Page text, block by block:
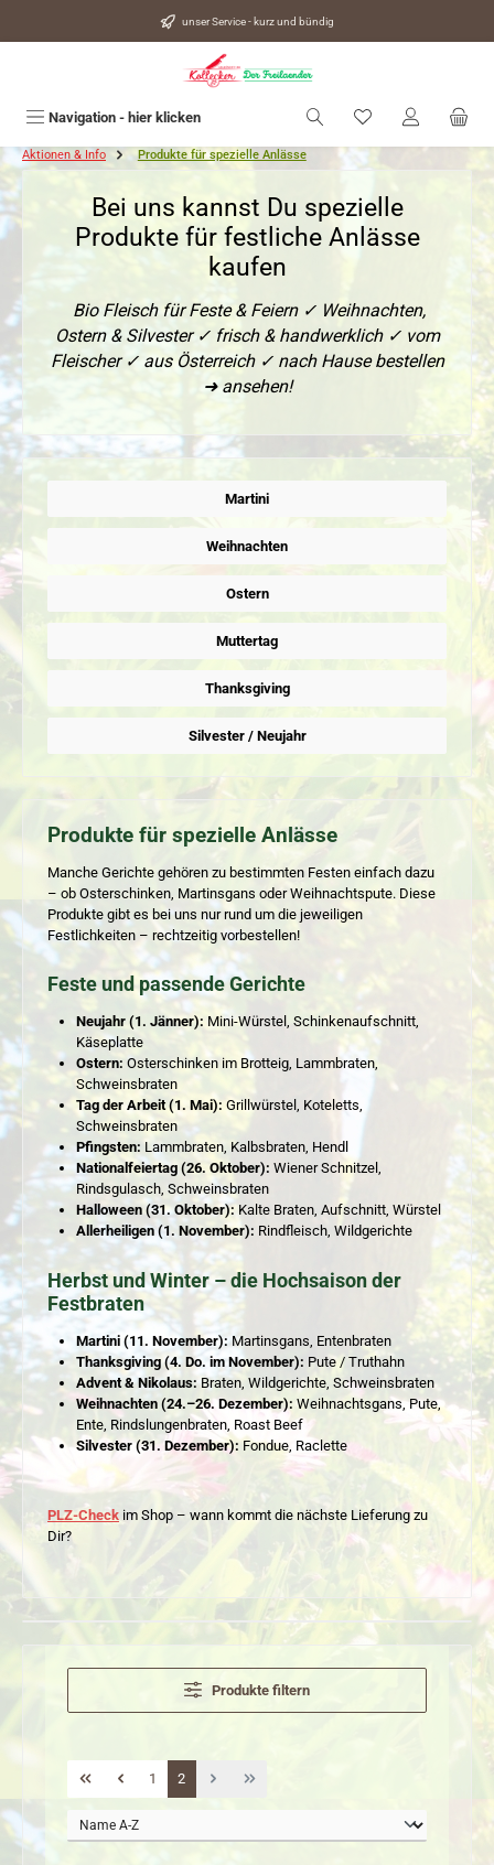
unser Service - kurz und bündig
Navigation - hier klicken Du hast 0
Aktionen & Info Produkte für spezielle Anlässe
Bei uns kannst Du spezielle
Produkte für festliche Anlässe
kaufen
Bio Fleisch für Feste & Feiern ✓ Weihnachten,
Ostern & Silvester ✓ frisch & handwerklich ✓ vom
Fleischer ✓ aus Österreich ✓ nach Hause bestellen
➜ ansehen!
Martini
Weihnachten
Ostern
Muttertag
Thanksgiving
Silvester / Neujahr
Produkte für spezielle Anlässe
Manche Gerichte gehören zu bestimmten Festen einfach dazu
– ob Osterschinken, Martinsgans oder Weihnachtspute. Diese
Produkte gibt es bei uns nur rund um die jeweiligen
Festlichkeiten – rechtzeitig vorbestellen!
Feste und passende Gerichte
Neujahr (1. Jänner): Mini-Würstel, Schinkenaufschnitt,
Käseplatte
Ostern: Osterschinken im Brotteig, Lammbraten,
Schweinsbraten
Tag der Arbeit (1. Mai): Grillwürstel, Koteletts,
Schweinsbraten
Pfingsten: Lammbraten, Kalbsbraten, Hendl
Nationalfeiertag (26. Oktober): Wiener Schnitzel,
Rindsgulasch, Schweinsbraten
Halloween (31. Oktober): Kalte Braten, Aufschnitt, Würstel
Allerheiligen (1. November): Rindfleisch, Wildgerichte
Herbst und Winter – die Hochsaison der
Festbraten
Martini (11. November): Martinsgans, Entenbraten
Thanksgiving (4. Do. im November): Pute / Truthahn
Advent & Nikolaus:Braten, Wildgerichte, Schweinsbraten
Weihnachten (24.–26. Dezember): Weihnachtsgans, Pute,
Ente, Rindslungenbraten, Roast Beef
Silvester (31. Dezember): Fondue, Raclette
PLZ-Check im Shop – wann kommt die nächste Lieferung zu
Dir?
Produkte filtern
Seite
1 Seite
2